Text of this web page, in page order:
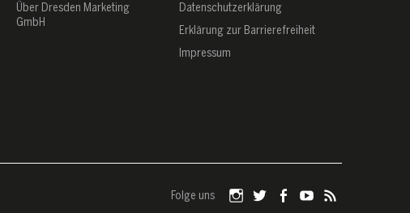
Über Dresden Marketing
GmbH
Datenschutz­erklärung
Erklärung zur Barrierefreiheit
Impressum
Folge uns